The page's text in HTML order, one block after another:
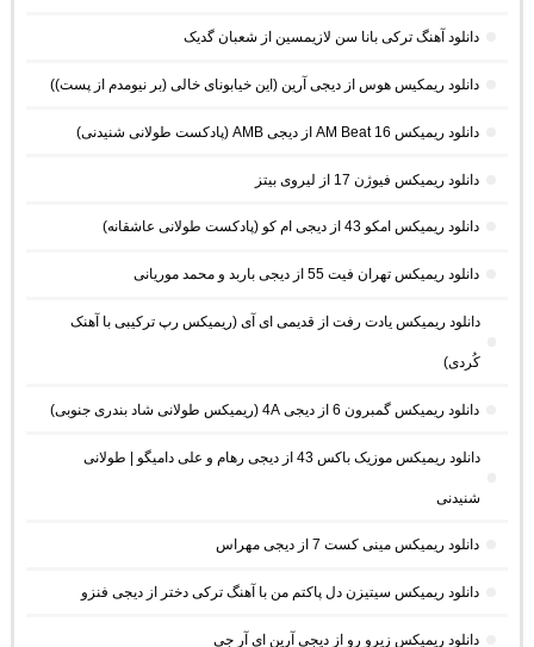
دانلود آهنگ ترکی بانا سن لازیمسین از شعبان گدیک
دانلود ریمکیس هوس از دیجی آرین (این خیابونای خالی (بر نیومدم از پست))
دانلود ریمیکس AM Beat 16 از دیجی AMB (پادکست طولانی شنیدنی)
دانلود ریمیکس فیوژن 17 از لیروی بیتز
دانلود ریمیکس امکو 43 از دیجی ام کو (پادکست طولانی عاشقانه)
دانلود ریمیکس تهران فیت 55 از دیجی باربد و محمد موریانی
دانلود ریمیکس یادت رفت از قدیمی ای آی (ریمیکس رپ ترکیبی با آهنک
کُردی)
دانلود ریمیکس گمبرون 6 از دیجی 4A (ریمیکس طولانی شاد بندری جنوبی)
دانلود ریمیکس موزیک باکس 43 از دیجی رهام و علی دامیگو | طولانی
شنیدنی
دانلود ریمیکس مینی کست 7 از دیجی مهراس
دانلود ریمیکس سیتیزن دل پاکتم من با آهنگ ترکی دختر از دیجی فنزو
دانلود ریمیکس زیرو رو از دیجی آرین ای آر جی